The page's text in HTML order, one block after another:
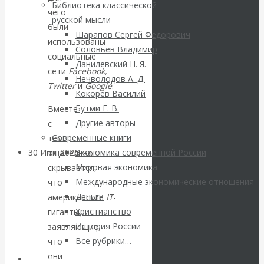
Библиотека классической
русской мысли
Шарапов Сергей Федорович
Соловьев Владимир
Данилевский Н. Я.
Нечволодов А. Д.
Кокорев Василий
Бутми Г. В.
Другие авторы
Современные книги
Экономика современной России
Мировая экономика
Международные экономические отношения
Деньги
Христианство
История России
Все рубрики…
Авторы РЭОШ
ВАлентин
Катасонов.
Саммит НАТО в
Турции: Drang
nach Osten
30 Июл 2026Банки
Валентин
Катасонов. Кто
определяет
чего
были
использованы
социальные
сети Facebook,
TwitterиGoogle.
Вместе
с
тем
тщательно
скрывается,
что
американские IT-
гиганты,
заявляющие,
что
они